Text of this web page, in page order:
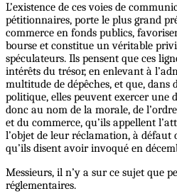
L’existence de ces voies de
pétitionnaires, porte le plus grand
commerce en fonds publics,
bourse et constitue un véritable
spéculateurs. Ils pensent que ces
intérêts du trésor, en enlevant à
multitude de dépêches, et que, dans
politique, elles peuvent exercer une
donc au nom de la morale, de
et du commerce, qu’ils appellent
l’objet de leur réclamation, à défaut
qu’ils disent avoir invoqué en
Messieurs, il n’y a sur ce sujet que
réglementaires.